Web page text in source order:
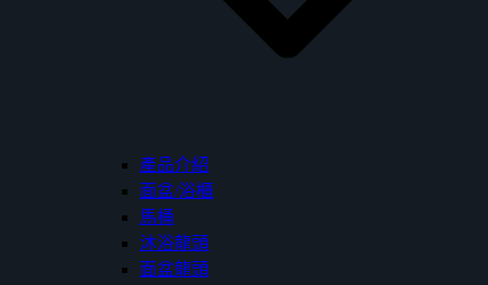
產品介紹
面盆/浴櫃
馬桶
沐浴龍頭
面盆龍頭